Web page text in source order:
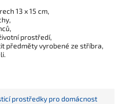
13 x 15 cm,
prostředí,
předměty vyrobené ze stříbra,
prostředky pro domácnost